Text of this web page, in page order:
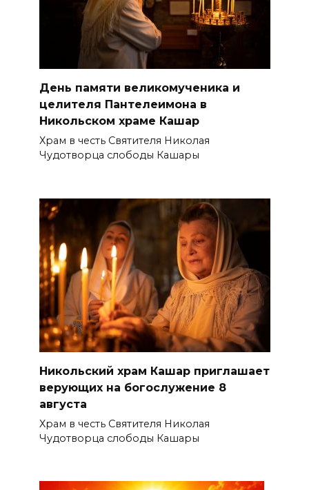
День памяти великомученика и
целителя Пантелеимона в
Никольском храме Кашар
Храм в честь Святителя Николая
Чудотворца слободы Кашары
Никольский храм Кашар приглашает
верующих на богослужение 8
августа
Храм в честь Святителя Николая
Чудотворца слободы Кашары